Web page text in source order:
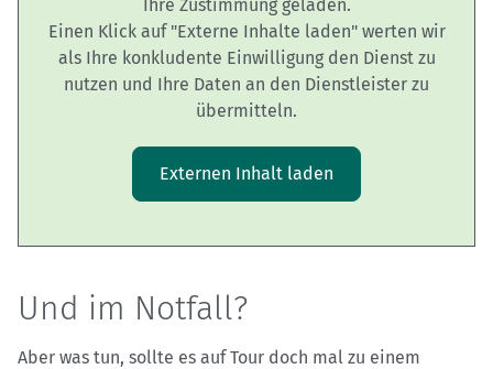
Ihre Zustimmung geladen.
Einen Klick auf "Externe Inhalte laden" werten wir
als Ihre konkludente Einwilligung den Dienst zu
nutzen und Ihre Daten an den Dienstleister zu
übermitteln.
Externen Inhalt laden
Und im Notfall?
Aber was tun, sollte es auf Tour doch mal zu einem